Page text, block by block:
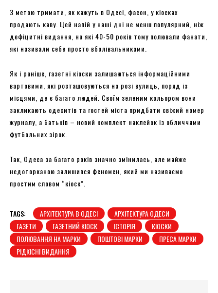
З метою тримати, як кажуть в Одесі, фасон, у кіосках
продають каву. Цей напій у наші дні не менш популярний, ніж
дефіцитні видання, на які 40-50 років тому полювали фанати,
які називали себе просто вболівальниками.
Як і раніше, газетні кіоски залишаються інформаційними
вартовими, які розташовуються на розі вулиць, поряд із
місцями, де є багато людей. Своїм зеленим кольором вони
закликають одеситів та гостей міста придбати свіжий номер
журналу, а батьків – новий комплект наклейок із обличчями
футбольних зірок.
Так, Одеса за багато років значно змінилась, але майже
недоторканою залишився феномен, який ми називаємо
простим словом “кіоск”.
TAGS: АРХІТЕКТУРА В ОДЕСІ
АРХІТЕКТУРА ОДЕСИ
ГАЗЕТИ
ГАЗЕТНИЙ КІОСК ІСТОРІЯ
КІОСКИ
ПОЛЮВАННЯ НА МАРКИ
ПОШТОВІ МАРКИ
ПРЕСА МАРКИ
РІДКІСНІ ВИДАННЯ